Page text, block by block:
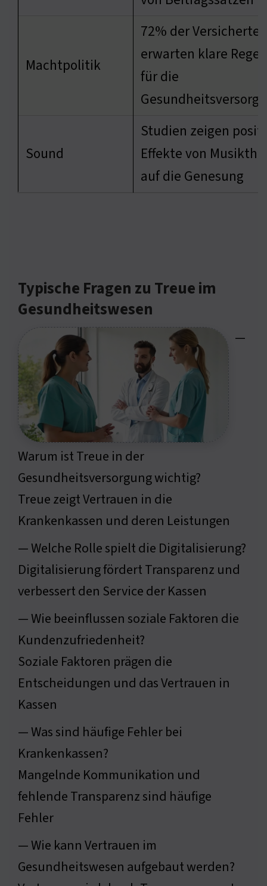
Machtpolitik
72% der Versicherten
erwarten klare
für die
Sound
Studien zeigen
Effekte von
auf die Genesung
Typische Fragen zu Treue im
Gesundheitswesen
—
Warum ist Treue in der
Gesundheitsversorgung wichtig?
Treue zeigt Vertrauen in die
Krankenkassen und deren Leistungen
— Welche Rolle spielt die Digitalisierung?
Digitalisierung fördert Transparenz und
verbessert den Service der Kassen
— Wie beeinflussen soziale Faktoren die
Kundenzufriedenheit?
Soziale Faktoren prägen die
Entscheidungen und das Vertrauen in
Kassen
— Was sind häufige Fehler bei
Krankenkassen?
Mangelnde Kommunikation und
fehlende Transparenz sind häufige
Fehler
— Wie kann Vertrauen im
Gesundheitswesen aufgebaut werden?